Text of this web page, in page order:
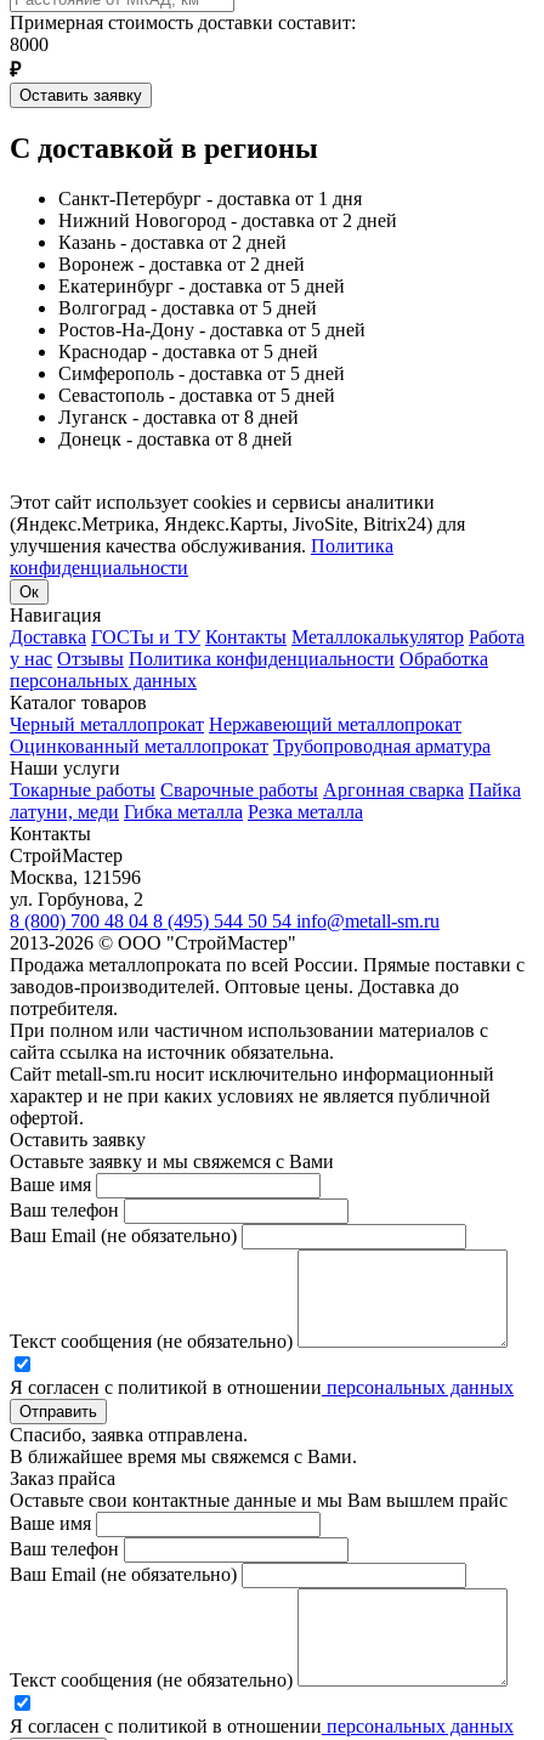
Примерная стоимость доставки составит:
8000
₽
Оставить заявку
С доставкой в регионы
Санкт-Петербург - доставка от 1 дня
Нижний Новогород - доставка от 2 дней
Казань - доставка от 2 дней
Воронеж - доставка от 2 дней
Екатеринбург - доставка от 5 дней
Волгоград - доставка от 5 дней
Ростов-На-Дону - доставка от 5 дней
Краснодар - доставка от 5 дней
Симферополь - доставка от 5 дней
Севастополь - доставка от 5 дней
Луганск - доставка от 8 дней
Донецк - доставка от 8 дней
Этот сайт использует cookies и сервисы аналитики
(Яндекс.Метрика, Яндекс.Карты, JivoSite, Bitrix24) для
улучшения качества обслуживания. Политика
конфиденциальности
Ок
Навигация
Доставка ГОСТы и ТУ Контакты Металлокалькулятор Работа
у нас Отзывы Политика конфиденциальности Обработка
персональных данных
Каталог товаров
Черный металлопрокат Нержавеющий металлопрокат
Оцинкованный металлопрокат Трубопроводная арматура
Наши услуги
Токарные работы Сварочные работы Аргонная сварка Пайка
латуни, меди Гибка металла Резка металла
Контакты
СтройМастер
Москва, 121596
ул. Горбунова, 2
8 (800) 700 48 04 8 (495) 544 50 54 info@metall-sm.ru
2013-2026 © ООО "СтройМастер"
Продажа металлопроката по всей России. Прямые поставки с
заводов-производителей. Оптовые цены. Доставка до
потребителя.
При полном или частичном использовании материалов с
сайта ссылка на источник обязательна.
Сайт metall-sm.ru носит исключительно информационный
характер и не при каких условиях не является публичной
офертой.
Оставить заявку
Оставьте заявку и мы свяжемся с Вами
Ваше имя
Ваш телефон
Ваш Email (не обязательно)
Текст сообщения (не обязательно)
Я согласен с политикой в отношении персональных данных
Отправить
Спасибо, заявка отправлена.
В ближайшее время мы свяжемся с Вами.
Заказ прайса
Оставьте свои контактные данные и мы Вам вышлем прайс
Ваше имя
Ваш телефон
Ваш Email (не обязательно)
Текст сообщения (не обязательно)
Я согласен с политикой в отношении персональных данных